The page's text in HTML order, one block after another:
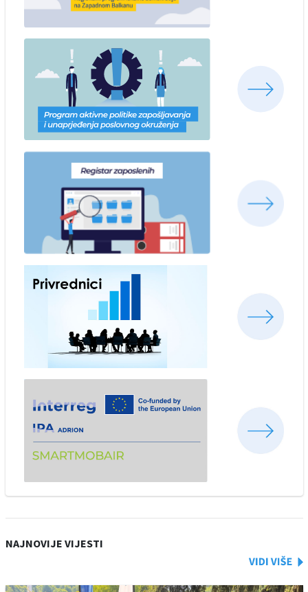
NAJNOVIJE VIJESTI